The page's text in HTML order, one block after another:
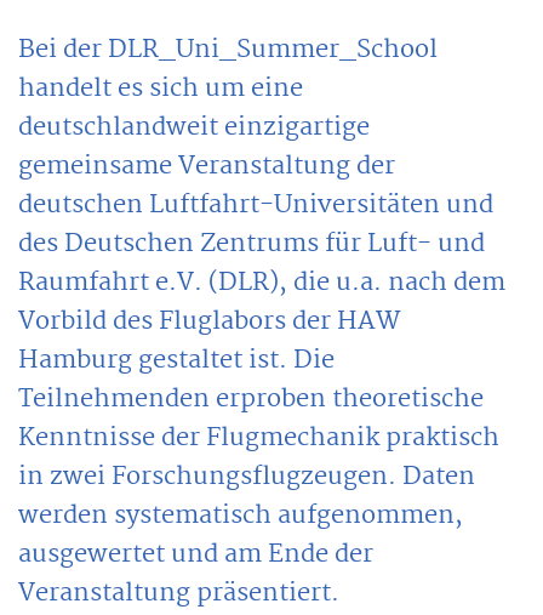
Bei der DLR_Uni_Summer_School
handelt es sich um eine
deutschlandweit einzigartige
gemeinsame Veranstaltung der
deutschen Luftfahrt-Universitäten und
des Deutschen Zentrums für Luft- und
Raumfahrt e.V. (DLR), die u.a. nach dem
Vorbild des Fluglabors der HAW
Hamburg gestaltet ist. Die
Teilnehmenden erproben theoretische
Kenntnisse der Flugmechanik praktisch
in zwei Forschungsflugzeugen. Daten
werden systematisch aufgenommen,
ausgewertet und am Ende der
Veranstaltung präsentiert.